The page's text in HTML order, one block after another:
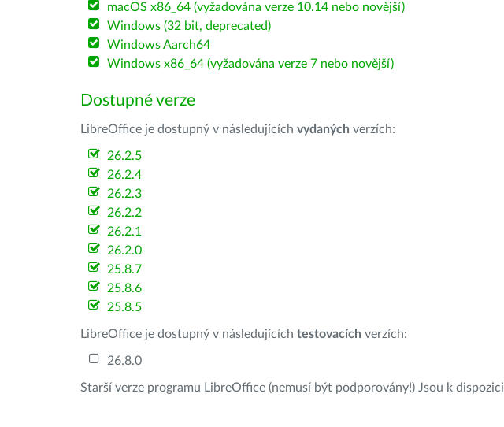
macOS x86_64 (vyžadována verze 10.14 nebo novější)
Windows (32 bit, deprecated)
Windows Aarch64
Windows x86_64 (vyžadována verze 7 nebo novější)
Dostupné verze
LibreOffice je dostupný v následujících vydaných verzích:
26.2.5
26.2.4
26.2.3
26.2.2
26.2.1
26.2.0
25.8.7
25.8.6
25.8.5
LibreOffice je dostupný v následujících testovacích verzích:
26.8.0
Starší verze programu LibreOffice (nemusí být podporovány!) Jsou k dispozici